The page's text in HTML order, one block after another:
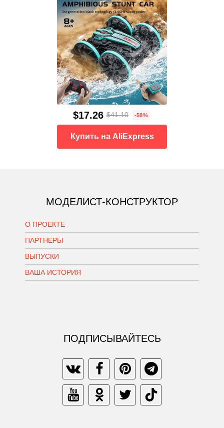
$17.26 $41.10 -58%
Купить на AliExpress
МОДЕЛИСТ-КОНСТРУКТОР
О ПРОЕКТЕ
ПАРТНЕРЫ
ВЫПУСКИ
ВАША ИСТОРИЯ
ПОДПИСЫВАЙТЕСЬ